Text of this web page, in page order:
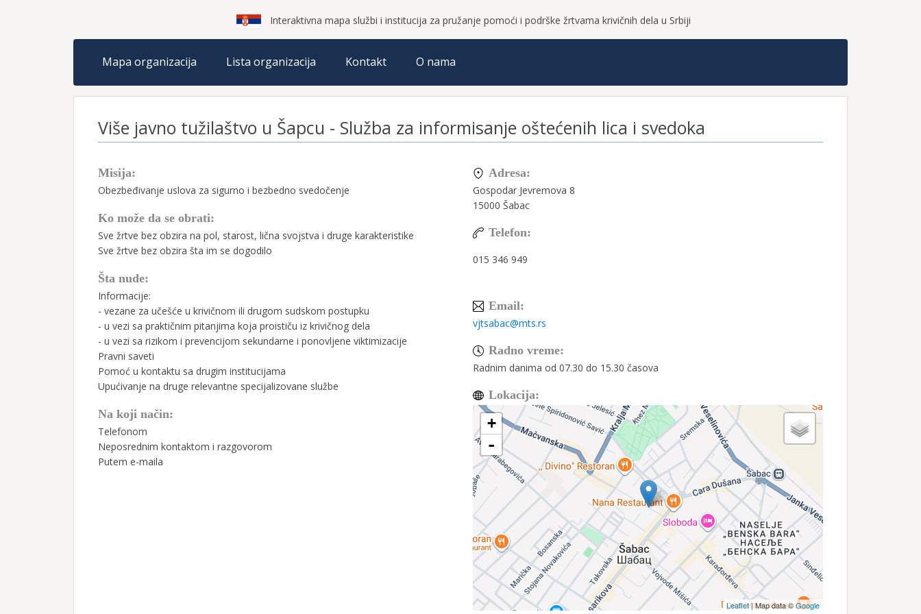
Interaktivna mapa službi i institucija za pružanje pomoći i podrške žrtvama krivičnih dela u Srbiji
Mapa organizacija Lista organizacija Kontakt O nama
Više javno tužilaštvo u Šapcu - Služba za informisanje oštećenih lica i svedoka
Misija:
Obezbeđivanje uslova za sigurno i bezbedno svedočenje
Ko može da se obrati:
Sve žrtve bez obzira na pol, starost, lična svojstva i druge karakteristike
Sve žrtve bez obzira šta im se dogodilo
Šta nude:
Informacije:
- vezane za učešće u krivičnom ili drugom sudskom postupku
- u vezi sa praktičnim pitanjima koja proističu iz krivičnog dela
- u vezi sa rizikom i prevencijom sekundarne i ponovljene viktimizacije
Pravni saveti
Pomoć u kontaktu sa drugim institucijama
Upućivanje na druge relevantne specijalizovane službe
Na koji način:
Telefonom
Neposrednim kontaktom i razgovorom
Putem e-maila
Adresa:
Gospodar Jevremova 8
15000 Šabac
Telefon:
015 346 949
Email:
vjtsabac@mts.rs
Radno vreme:
Radnim danima od 07.30 do 15.30 časova
Lokacija:
+
-
Leaflet| Map data ©Google